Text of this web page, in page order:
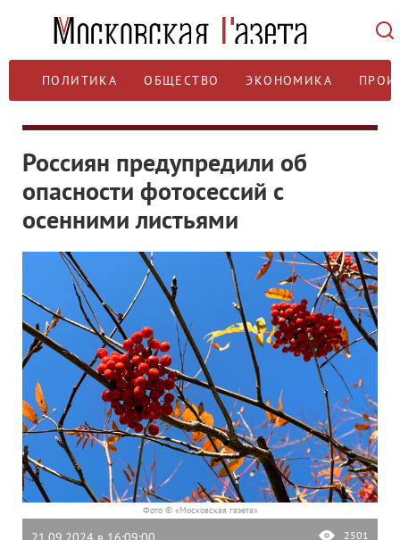
ПОЛИТИКА ОБЩЕСТВО ЭКОНОМИКА
Россиян предупредили об
опасности фотосессий с
осенними листьями
Фото © «Московская газета»
2501